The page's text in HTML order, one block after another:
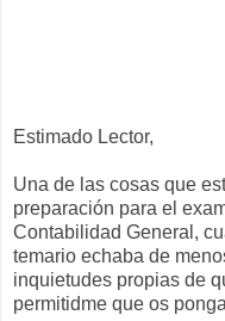
Estimado Lector,
Una de las cosas que
preparación para el
Contabilidad General,
temario echaba de
inquietudes propias de
permitidme que os